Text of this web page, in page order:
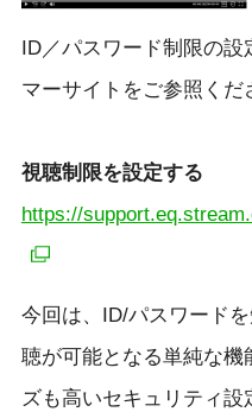
ID／パスワード制限の
マーサイトをご参照くだ
視聴制限を設定する
https://
今回は、ID/パスワード
聴が可能となる単純な
ズも高いセキュリティ